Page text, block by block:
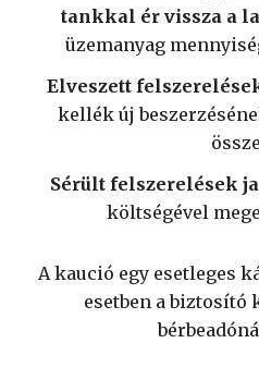
tankkal ér vissza a
üzemanyag
Elveszett
kellék új
Sérült felszerelések
költségével
A kaució egy esetleges
esetben a biztosító